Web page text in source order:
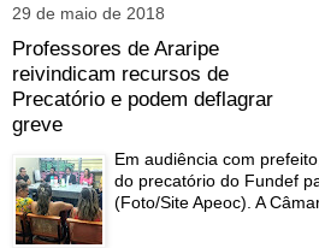
29 de maio de 2018
Professores de Araripe
reivindicam recursos de
Precatório e podem deflagrar
greve
Em audiência com
do precatório do Fundef
(Foto/Site Apeoc). A